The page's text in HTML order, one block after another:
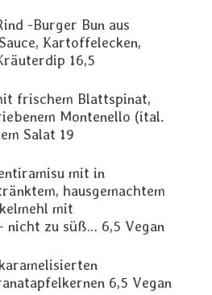
-Burger Bun aus
Kartoffelecken,
16,5
frischem Blattspinat,
Montenello (ital.
Salat 19
mit in
hausgemachtem
mit
nicht zu süß… 6,5 Vegan
6,5 Vegan